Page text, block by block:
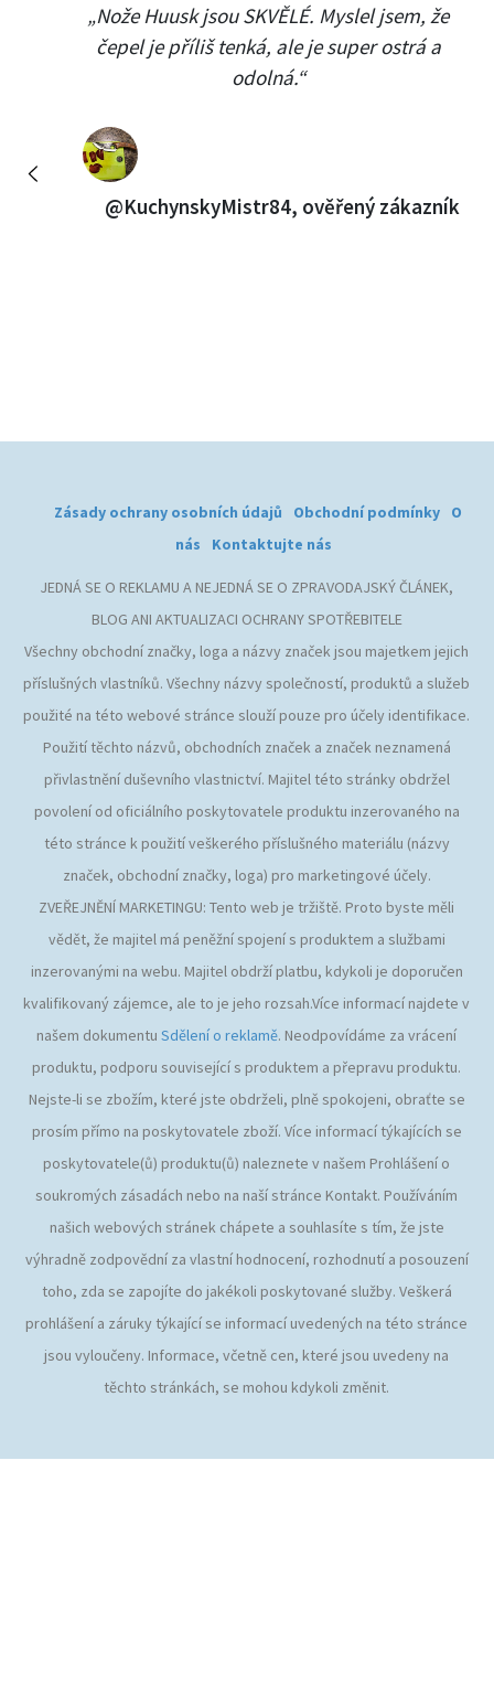
„Nože Huusk jsou SKVĚLÉ. Myslel jsem, že
čepel je příliš tenká, ale je super ostrá a
odolná.“
@KuchynskyMistr84, ověřený zákazník
Previous
Zásady ochrany osobních údajů Obchodní podmínky
O
nás
Kontaktujte nás
JEDNÁ SE O REKLAMU A NEJEDNÁ SE O ZPRAVODAJSKÝ ČLÁNEK,
BLOG ANI AKTUALIZACI OCHRANY SPOTŘEBITELE
Všechny obchodní značky, loga a názvy značek jsou majetkem jejich
příslušných vlastníků. Všechny názvy společností, produktů a služeb
použité na této webové stránce slouží pouze pro účely identifikace.
Použití těchto názvů, obchodních značek a značek neznamená
přivlastnění duševního vlastnictví. Majitel této stránky obdržel
povolení od oficiálního poskytovatele produktu inzerovaného na
této stránce k použití veškerého příslušného materiálu (názvy
značek, obchodní značky, loga) pro marketingové účely.
ZVEŘEJNĚNÍ MARKETINGU: Tento web je tržiště. Proto byste měli
vědět, že majitel má peněžní spojení s produktem a službami
inzerovanými na webu. Majitel obdrží platbu, kdykoli je doporučen
kvalifikovaný zájemce, ale to je jeho rozsah.Více informací najdete v
našem dokumentuSdělení o reklamě. Neodpovídáme za vrácení
produktu, podporu související s produktem a přepravu produktu.
Nejste-li se zbožím, které jste obdrželi, plně spokojeni, obraťte se
prosím přímo na poskytovatele zboží. Více informací týkajících se
poskytovatele(ů) produktu(ů) naleznete v našem Prohlášení o
soukromých zásadách nebo na naší stránce Kontakt. Používáním
našich webových stránek chápete a souhlasíte s tím, že jste
výhradně zodpovědní za vlastní hodnocení, rozhodnutí a posouzení
toho, zda se zapojíte do jakékoli poskytované služby. Veškerá
prohlášení a záruky týkající se informací uvedených na této stránce
jsou vyloučeny. Informace, včetně cen, které jsou uvedeny na
těchto stránkách, se mohou kdykoli změnit.